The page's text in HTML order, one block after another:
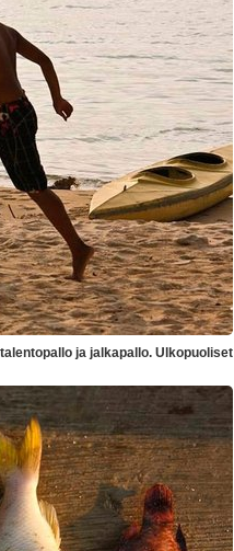
ja jalkapallo. Ulkopuoliset